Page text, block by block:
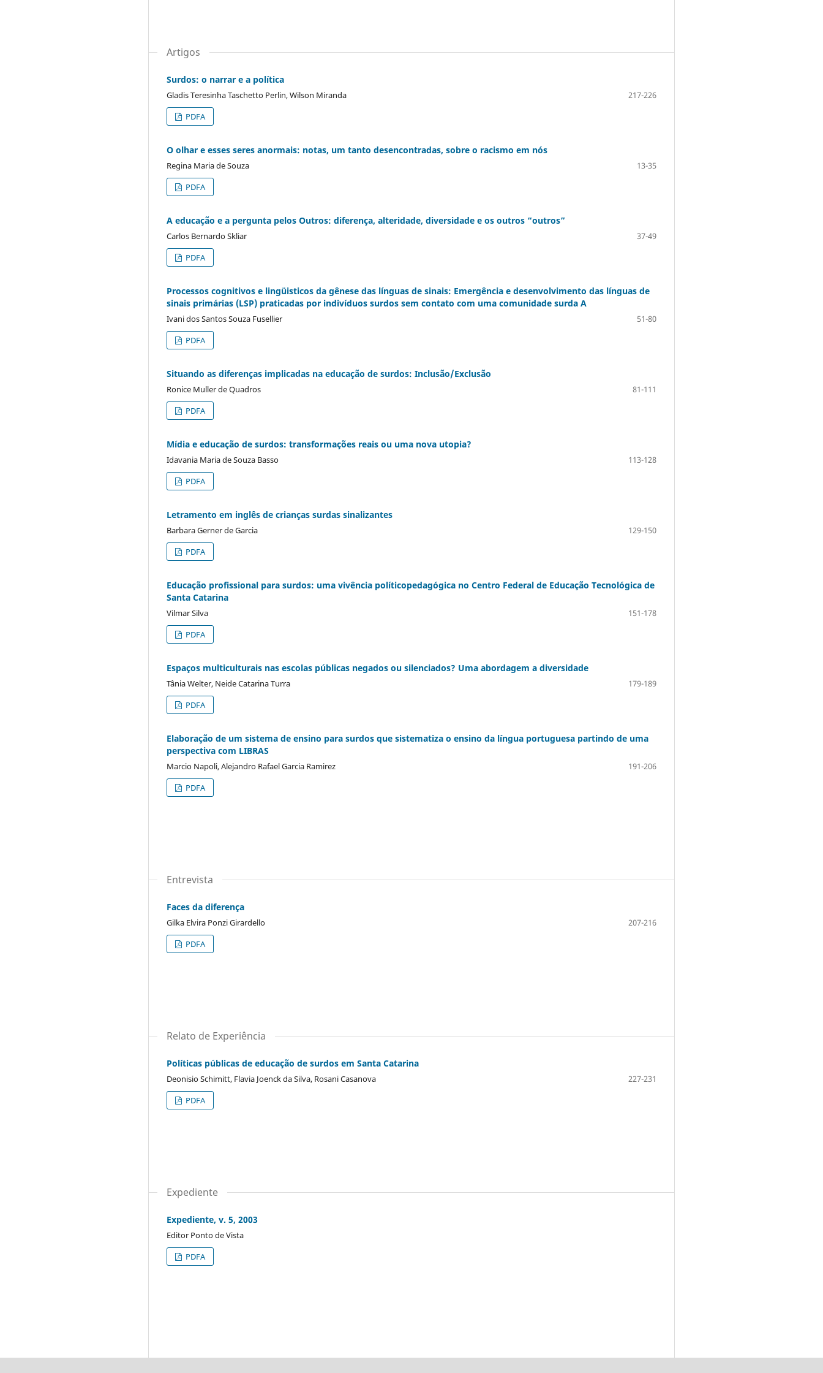
Artigos
Surdos: o narrar e a política
Gladis Teresinha Taschetto Perlin, Wilson Miranda
217-226
PDFA
O olhar e esses seres anormais: notas, um tanto desencontradas, sobre o racismo em nós
Regina Maria de Souza
13-35
PDFA
A educação e a pergunta pelos Outros: diferença, alteridade, diversidade e os outros “outros”
Carlos Bernardo Skliar
37-49
PDFA
Processos cognitivos e lingüisticos da gênese das línguas de sinais: Emergência e desenvolvimento das línguas de
sinais primárias (LSP) praticadas por indivíduos surdos sem contato com uma comunidade surda A
Ivani dos Santos Souza Fusellier
51-80
PDFA
Situando as diferenças implicadas na educação de surdos: Inclusão/Exclusão
Ronice Muller de Quadros
81-111
PDFA
Mídia e educação de surdos: transformações reais ou uma nova utopia?
Idavania Maria de Souza Basso
113-128
PDFA
Letramento em inglês de crianças surdas sinalizantes
Barbara Gerner de Garcia
129-150
PDFA
Educação profissional para surdos: uma vivência políticopedagógica no Centro Federal de Educação Tecnológica de
Santa Catarina
Vilmar Silva
151-178
PDFA
Espaços multiculturais nas escolas públicas negados ou silenciados? Uma abordagem a diversidade
Tânia Welter, Neide Catarina Turra
179-189
PDFA
Elaboração de um sistema de ensino para surdos que sistematiza o ensino da língua portuguesa partindo de uma
perspectiva com LIBRAS
Marcio Napoli, Alejandro Rafael Garcia Ramirez
191-206
PDFA
Entrevista
Faces da diferença
Gilka Elvira Ponzi Girardello
207-216
PDFA
Relato de Experiência
Políticas públicas de educação de surdos em Santa Catarina
Deonisio Schimitt, Flavia Joenck da Silva, Rosani Casanova
227-231
PDFA
Expediente
Expediente, v. 5, 2003
Editor Ponto de Vista
PDFA